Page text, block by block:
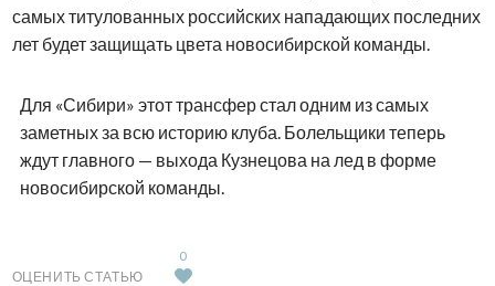
самых титулованных российских нападающих последних
лет будет защищать цвета новосибирской команды.
Для «Сибири» этот трансфер стал одним из самых
заметных за всю историю клуба. Болельщики теперь
ждут главного — выхода Кузнецова на лед в форме
новосибирской команды.
ОЦЕНИТЬ СТАТЬЮ
0